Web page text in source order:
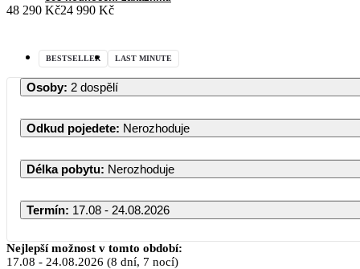
48 290 Kč24 990 Kč
BESTSELLER LAST MINUTE
Osoby: 2 dospělí
Odkud pojedete: Nerozhoduje
Délka pobytu: Nerozhoduje
Termín: 17.08 - 24.08.2026
Srpen
Nejlepší možnost v tomto období:
17.08 - 24.08.2026 (8 dní, 7 nocí)